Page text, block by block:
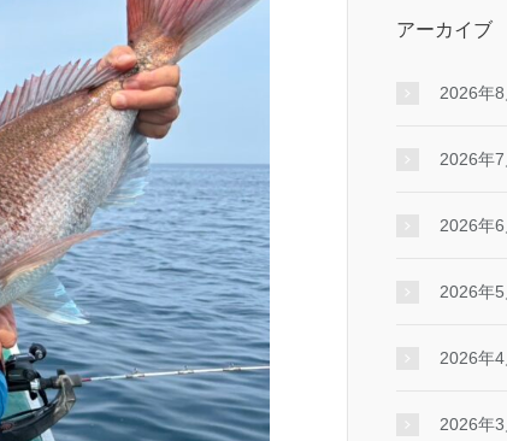
アーカイブ
2026年8
2026年7
2026年6
2026年5
2026年4
2026年3